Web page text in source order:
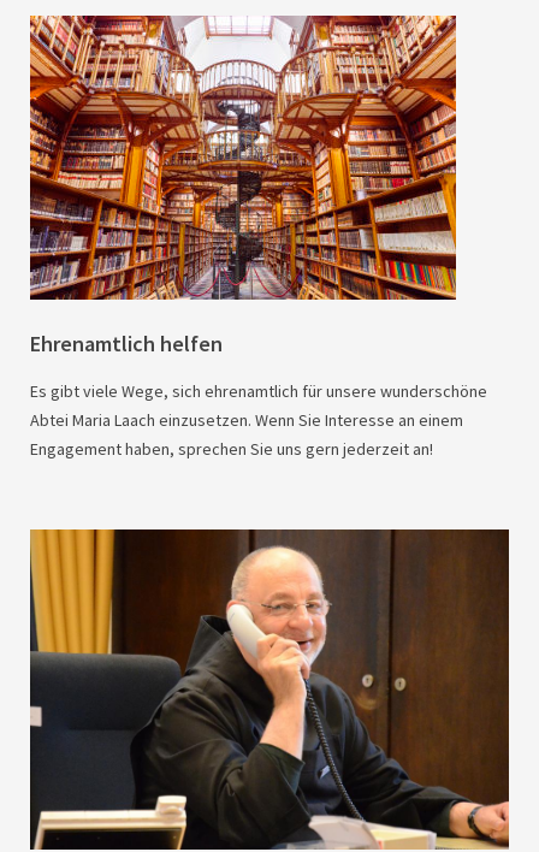
Ehrenamtlich helfen
Es gibt viele Wege, sich ehrenamtlich für unsere wunderschöne
Abtei Maria Laach einzusetzen. Wenn Sie Interesse an einem
Engagement haben, sprechen Sie uns gern jederzeit an!